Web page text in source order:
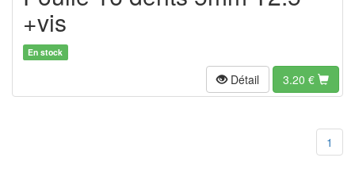
+vis
En stock
Détail 3.20 €
1